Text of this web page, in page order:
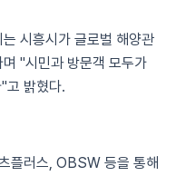
시흥시가 글로벌 해양관
"시민과 방문객 모두가
고 밝혔다.
플러스, OBSW 등을 통해